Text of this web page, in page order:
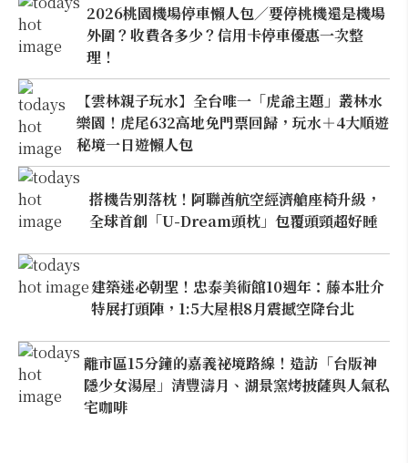
2026桃園機場停車懶人包／要停桃機還是機場
外圍？收費各多少？信用卡停車優惠一次整
理！
【雲林親子玩水】全台唯一「虎爺主題」叢林水
樂園！虎尾632高地免門票回歸，玩水＋4大順遊
秘境一日遊懶人包
搭機告別落枕！阿聯酋航空經濟艙座椅升級，
全球首創「U-Dream頭枕」包覆頭頸超好睡
建築迷必朝聖！忠泰美術館10週年：藤本壯介
特展打頭陣，1:5大屋根8月震撼空降台北
離市區15分鐘的嘉義祕境路線！造訪「台版神
隱少女湯屋」清豐濤月、湖景窯烤披薩與人氣私
宅咖啡